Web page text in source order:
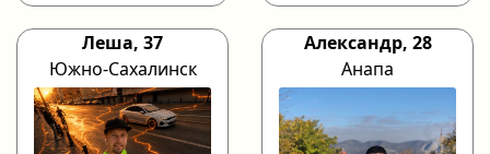
Леша, 37
Южно-Сахалинск
Александр, 28
Анапа